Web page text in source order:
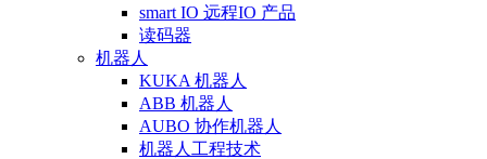
smart IO 远程IO 产品
读码器
机器人
KUKA 机器人
ABB 机器人
AUBO 协作机器人
机器人工程技术